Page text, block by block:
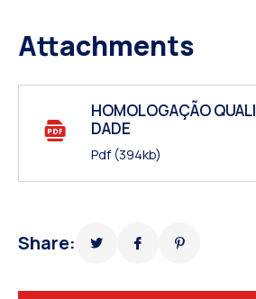
Attachments
HOMOLOGAÇÃO QUALI
DADE
Pdf(394kb)
Share: